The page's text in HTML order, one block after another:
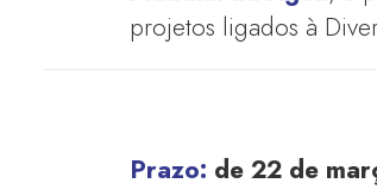
projetos ligados à
Prazo: de 22 de